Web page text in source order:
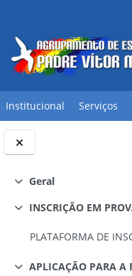
Contrair
Geral
Contrair
Contrair
Institucional Serviços